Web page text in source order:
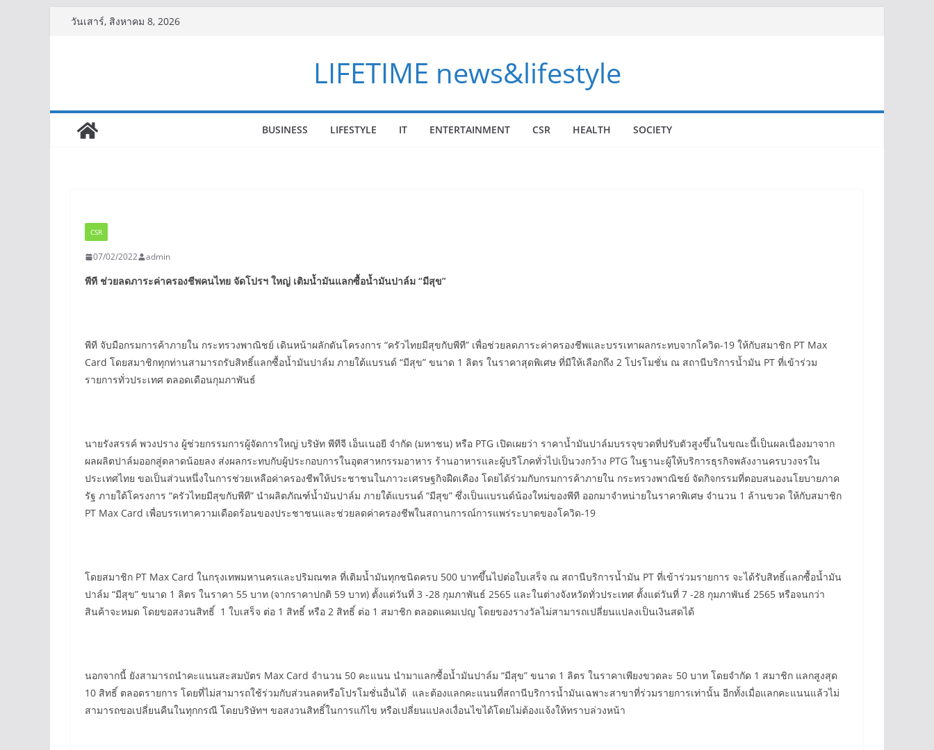
วันเสาร์, สิงหาคม 8, 2026
LIFETIME news&lifestyle
BUSINESS LIFESTYLE IT ENTERTAINMENT CSR HEALTH SOCIETY
CSR
07/02/2022 admin
พีที ช่วยลดภาระค่าครองชีพคนไทย จัดโปรฯ ใหญ่ เติมน้ำมันแลกซื้อน้ำมันปาล์ม “มีสุข”
พีที จับมือกรมการค้าภายใน กระทรวงพาณิชย์ เดินหน้าผลักดันโครงการ “ครัวไทยมีสุขกับพีที” เพื่อช่วยลดภาระค่าครองชีพและบรรเทาผลกระทบจากโควิด-19 ให้กับสมาชิก PT Max
Card โดยสมาชิกทุกท่านสามารถรับสิทธิ์แลกซื้อน้ำมันปาล์ม ภายใต้แบรนด์ “มีสุข” ขนาด 1 ลิตร ในราคาสุดพิเศษ ที่มีให้เลือกถึง 2 โปรโมชั่น ณ สถานีบริการน้ำมัน PT ที่เข้าร่วม
รายการทั่วประเทศ ตลอดเดือนกุมภาพันธ์
นายรังสรรค์ พวงปราง ผู้ช่วยกรรมการผู้จัดการใหญ่ บริษัท พีทีจี เอ็นเนอยี จำกัด (มหาชน) หรือ PTG เปิดเผยว่า ราคาน้ำมันปาล์มบรรจุขวดที่ปรับตัวสูงขึ้นในขณะนี้เป็นผลเนื่องมาจาก
ผลผลิตปาล์มออกสู่ตลาดน้อยลง ส่งผลกระทบกับผู้ประกอบการในอุตสาหกรรมอาหาร ร้านอาหารและผู้บริโภคทั่วไปเป็นวงกว้าง PTG ในฐานะผู้ให้บริการธุรกิจพลังงานครบวงจรใน
ประเทศไทย ขอเป็นส่วนหนึ่งในการช่วยเหลือค่าครองชีพให้ประชาชนในภาวะเศรษฐกิจฝืดเคือง โดยได้ร่วมกับกรมการค้าภายใน กระทรวงพาณิชย์ จัดกิจกรรมที่ตอบสนองนโยบายภาค
รัฐ ภายใต้โครงการ “ครัวไทยมีสุขกับพีที” นำผลิตภัณฑ์น้ำมันปาล์ม ภายใต้แบรนด์ “มีสุข” ซึ่งเป็นแบรนด์น้องใหม่ของพีที ออกมาจำหน่ายในราคาพิเศษ จำนวน 1 ล้านขวด ให้กับสมาชิก
PT Max Card เพื่อบรรเทาความเดือดร้อนของประชาชนและช่วยลดค่าครองชีพในสถานการณ์การแพร่ระบาดของโควิด-19
โดยสมาชิก PT Max Card ในกรุงเทพมหานครและปริมณฑล ที่เติมน้ำมันทุกชนิดครบ 500 บาทขึ้นไปต่อใบเสร็จ ณ สถานีบริการน้ำมัน PT ที่เข้าร่วมรายการ จะได้รับสิทธิ์แลกซื้อน้ำมัน
ปาล์ม “มีสุข” ขนาด 1 ลิตร ในราคา 55 บาท (จากราคาปกติ 59 บาท) ตั้งแต่วันที่ 3 -28 กุมภาพันธ์ 2565 และในต่างจังหวัดทั่วประเทศ ตั้งแต่วันที่ 7 -28 กุมภาพันธ์ 2565 หรือจนกว่า
สินค้าจะหมด โดยขอสงวนสิทธิ์ 1 ใบเสร็จ ต่อ 1 สิทธิ์ หรือ 2 สิทธิ์ ต่อ 1 สมาชิก ตลอดแคมเปญ โดยของรางวัลไม่สามารถเปลี่ยนแปลงเป็นเงินสดได้
นอกจากนี้ ยังสามารถนำคะแนนสะสมบัตร Max Card จำนวน 50 คะแนน นำมาแลกซื้อน้ำมันปาล์ม “มีสุข” ขนาด 1 ลิตร ในราคาเพียงขวดละ 50 บาท โดยจำกัด 1 สมาชิก แลกสูงสุด
10 สิทธิ์ ตลอดรายการ โดยที่ไม่สามารถใช้ร่วมกับส่วนลดหรือโปรโมชั่นอื่นได้ และต้องแลกคะแนนที่สถานีบริการน้ำมันเฉพาะสาขาที่ร่วมรายการเท่านั้น อีกทั้งเมื่อแลกคะแนนแล้วไม่
สามารถขอเปลี่ยนคืนในทุกกรณี โดยบริษัทฯ ขอสงวนสิทธิ์ในการแก้ไข หรือเปลี่ยนแปลงเงื่อนไขได้โดยไม่ต้องแจ้งให้ทราบล่วงหน้า